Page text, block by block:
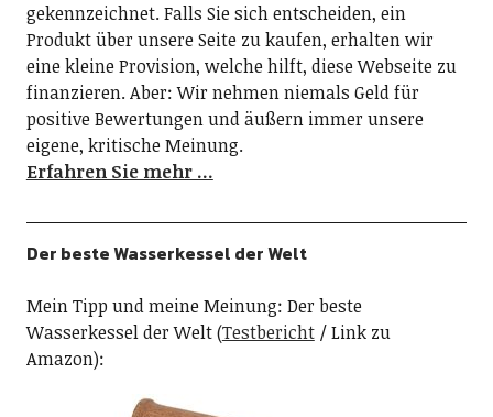
gekennzeichnet. Falls Sie sich entscheiden, ein
Produkt über unsere Seite zu kaufen, erhalten wir
eine kleine Provision, welche hilft, diese Webseite zu
finanzieren. Aber: Wir nehmen niemals Geld für
positive Bewertungen und äußern immer unsere
eigene, kritische Meinung.
Erfahren Sie mehr …
Der beste Wasserkessel der Welt
Mein Tipp und meine Meinung: Der beste
Wasserkessel der Welt (Testbericht/ Link zu
Amazon):